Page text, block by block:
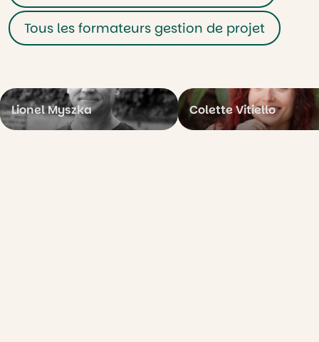
Tous les formateurs gestion de projet
Lionel Myszka Colette Vitiello